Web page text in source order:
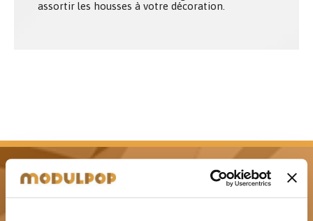
assortir les housses à votre décoration.